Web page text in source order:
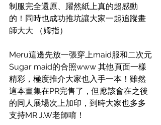
制服完全還原、躍然紙上真的超感動
的！同時也成功推坑讓大家一起追蹤畫
師大大 （姆指）
Meru這邊先放一張穿上maid服和二次元
Sugar maid的合照www 其他頁面一樣
精彩，極度推介大家也入手一本！雖然
這本畫集在PR完售了，但應該會在之後
的同人展場次上加印，到時大家也多多
支持MR.J.W老師唷！